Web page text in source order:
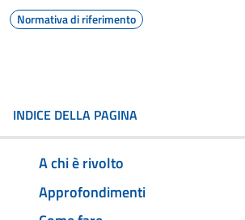
Normativa di riferimento
INDICE DELLA PAGINA
A chi è rivolto
Approfondimenti